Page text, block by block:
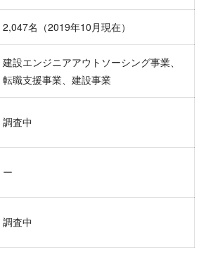
2,047名（2019年10月現在）
建設エンジニアアウトソーシング事業、
転職支援事業、建設事業
調査中
ー
調査中